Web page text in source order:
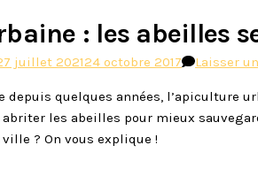
: les abeilles
juillet 202124 octobre 2017 Laisser
depuis quelques années, l’apiculture
les abeilles pour mieux
? On vous explique !